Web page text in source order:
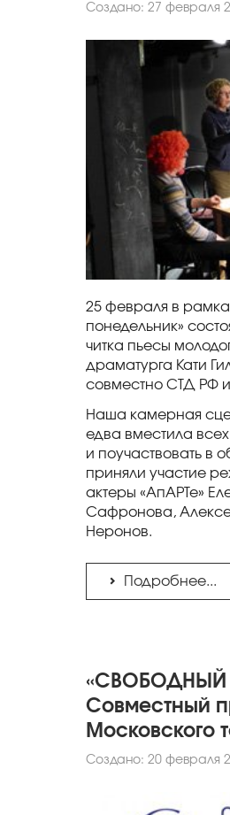
Создано: 27 февраля
25 февраля в
понедельник»
читка пьесы
драматурга Кати
совместно СТД РФ
Наша камерная
едва вместила
и поучаствовать в
приняли участие
актеры «АпАРТе»
Сафронова,
Неронов.
Подробнее...
«СВОБОДНЫЙ
Совместный
Московского
Создано: 20 февраля